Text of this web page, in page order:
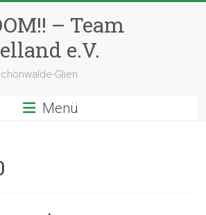
– Team
e.V.
Glien
Menü